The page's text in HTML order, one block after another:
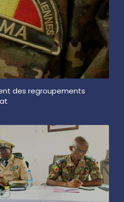
des regroupements